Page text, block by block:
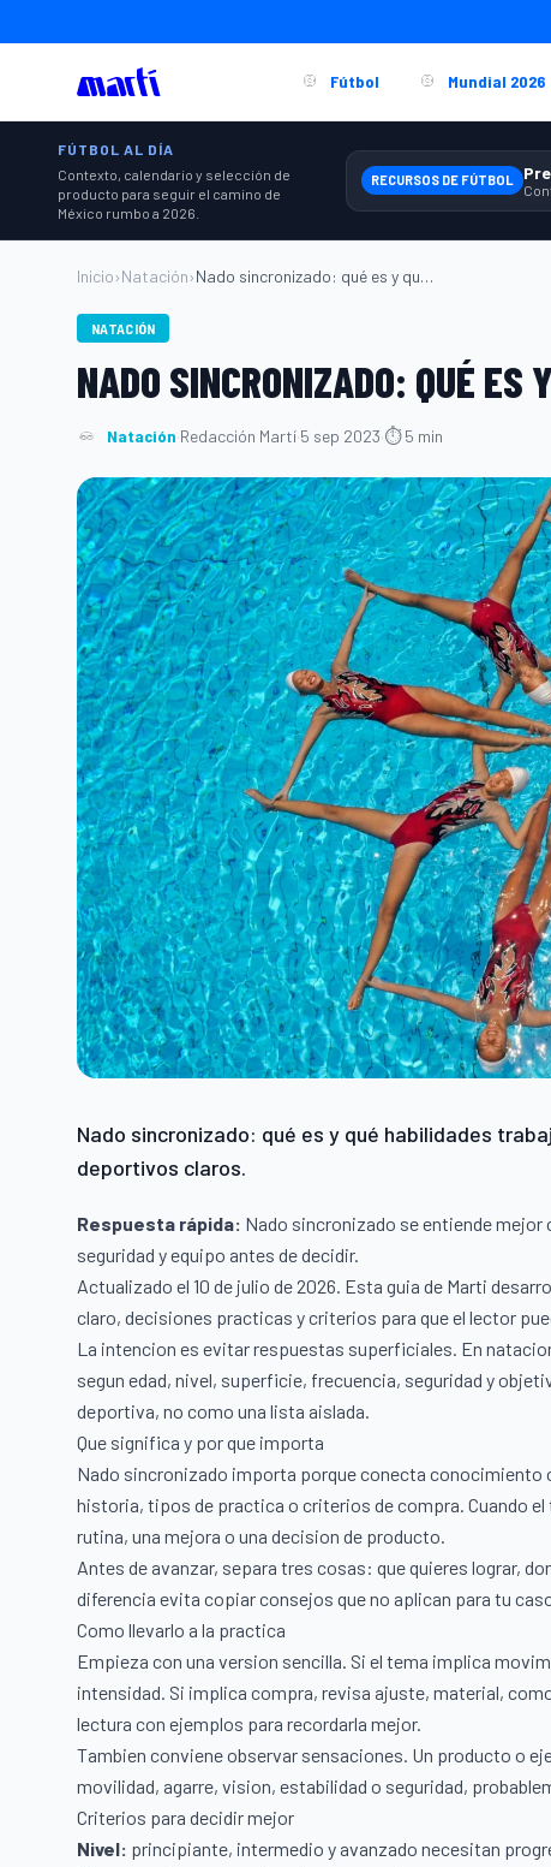
Fútbol Mundial 2026
FÚTBOL AL DÍA
Contexto, calendario y selección de
producto para seguir el camino de
México rumbo a 2026.
RECURSOS DE FÚTBOL
Inicio›Natación› Nado sincronizado: qué es y qué habilida...
NATACIÓN
NADO SINCRONIZADO: QUÉ
Natación·Redacción Martí·5 sep 2023·⏱ 5 min
Nado sincronizado: qué es y qué habilidades
deportivos claros.
Respuesta rápida: Nado sincronizado se entiende
seguridad y equipo antes de decidir.
Actualizado el 10 de julio de 2026. Esta guia de Marti
claro, decisiones practicas y criterios para que el lector
La intencion es evitar respuestas superficiales. En
segun edad, nivel, superficie, frecuencia, seguridad y
deportiva, no como una lista aislada.
Que significa y por que importa
Nado sincronizado importa porque conecta conocimiento
historia, tipos de practica o criterios de compra. Cuando
rutina, una mejora o una decision de producto.
Antes de avanzar, separa tres cosas: que quieres lograr,
diferencia evita copiar consejos que no aplican para tu
Como llevarlo a la practica
Empieza con una version sencilla. Si el tema implica
intensidad. Si implica compra, revisa ajuste, material,
lectura con ejemplos para recordarla mejor.
Tambien conviene observar sensaciones. Un producto o
movilidad, agarre, vision, estabilidad o seguridad,
Criterios para decidir mejor
Nivel: principiante, intermedio y avanzado necesitan